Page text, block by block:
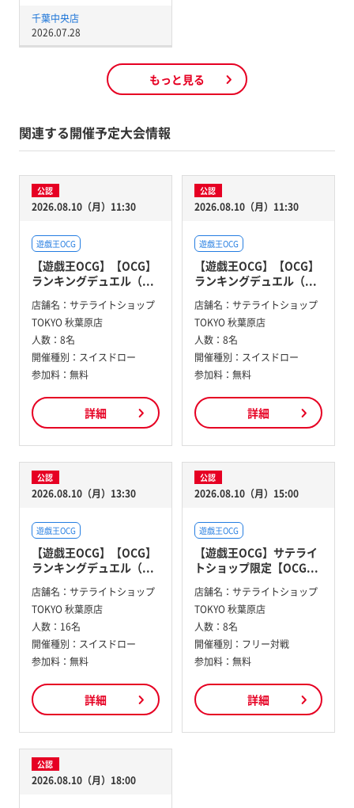
千葉中央店
2026.07.28
もっと見る
関連する開催予定大会情報
公認
2026.08.10（月）11:30
遊戯王OCG
【遊戯王OCG】【OCG】
ランキングデュエル（...
店舗名： サテライトショップ
TOKYO 秋葉原店
人数： 8名
開催種別： スイスドロー
参加料： 無料
詳細
公認
2026.08.10（月）11:30
遊戯王OCG
【遊戯王OCG】【OCG】
ランキングデュエル（...
店舗名： サテライトショップ
TOKYO 秋葉原店
人数： 8名
開催種別： スイスドロー
参加料： 無料
詳細
公認
2026.08.10（月）13:30
遊戯王OCG
【遊戯王OCG】【OCG】
ランキングデュエル（...
店舗名： サテライトショップ
TOKYO 秋葉原店
人数： 16名
開催種別： スイスドロー
参加料： 無料
詳細
公認
2026.08.10（月）15:00
遊戯王OCG
【遊戯王OCG】サテライ
トショップ限定【OCG...
店舗名： サテライトショップ
TOKYO 秋葉原店
人数： 8名
開催種別： フリー対戦
参加料： 無料
詳細
公認
2026.08.10（月）18:00